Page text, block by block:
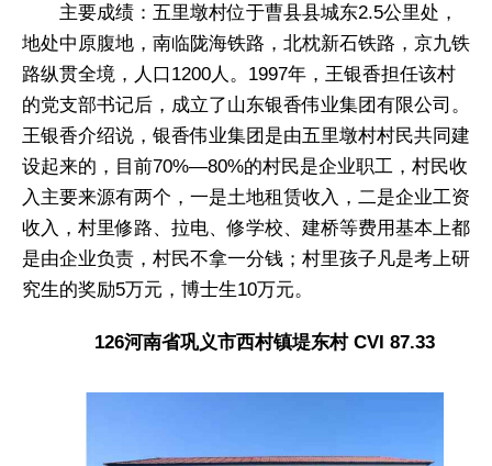
主要成绩：五里墩村位于曹县县城东2.5公里处，
地处中原腹地，南临陇海铁路，北枕新石铁路，京九铁
路纵贯全境，人口1200人。1997年，王银香担任该村
的党支部书记后，成立了山东银香伟业集团有限公司。
王银香介绍说，银香伟业集团是由五里墩村村民共同建
设起来的，目前70%—80%的村民是企业职工，村民收
入主要来源有两个，一是土地租赁收入，二是企业工资
收入，村里修路、拉电、修学校、建桥等费用基本上都
是由企业负责，村民不拿一分钱；村里孩子凡是考上研
究生的奖励5万元，博士生10万元。
126河南省巩义市西村镇堤东村 CVI 87.33